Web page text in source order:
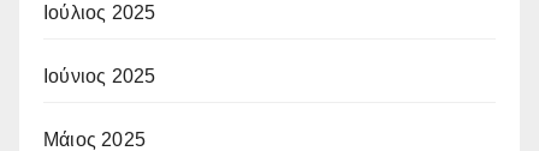
Ιούλιος 2025
Ιούνιος 2025
Μάιος 2025